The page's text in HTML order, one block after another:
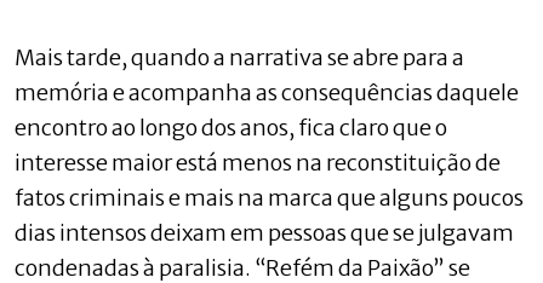
Mais tarde, quando a narrativa se abre para a
memória e acompanha as consequências daquele
encontro ao longo dos anos, fica claro que o
interesse maior está menos na reconstituição de
fatos criminais e mais na marca que alguns poucos
dias intensos deixam em pessoas que se julgavam
condenadas à paralisia. “Refém da Paixão” se